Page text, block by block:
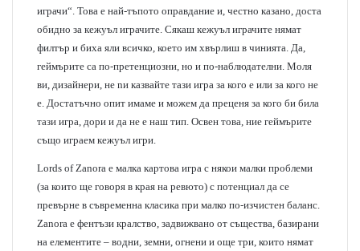
играчи“. Това е най-тъпото оправдание и, честно казано, доста
обидно за кежуъл играчите. Сякаш кежуъл играчите нямат
филтър и биха яли всичко, което им хвърлиш в чинията. Да,
геймърите са по-претенциозни, но и по-наблюдателни. Моля
ви, дизайнери, не nи казвайте тази игра за кого е или за кого не
е. Достатъчно опит имамe и можем да преценя за кого би била
тази игра, дори и да не е наш тип. Освен това, ние геймърите
също играем кежуъл игри.
Lords of Zanora е малка картова игра с някои малки проблеми
(за които ще говоря в края на ревюто) с потенциал да се
превърне в съвременна класика при малко по-изчистен баланс.
Zanora е фентъзи кралство, задвижвано от същества, базирани
на елементите – водни, земни, огнени и още три, които нямат